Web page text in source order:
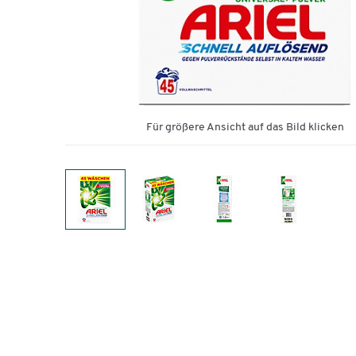
Für größere Ansicht auf das Bild klicken